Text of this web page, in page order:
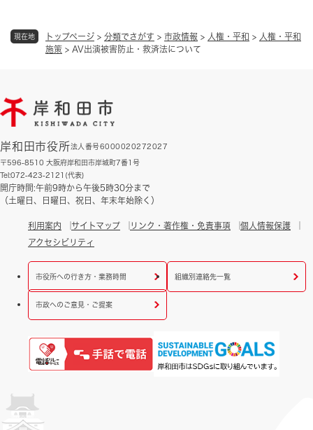
現在地 トップページ > 分類でさがす > 市政情報 > 人権・平和 > 人権・平和
施策 > AV出演被害防止・救済法について
岸和田市役所法人番号6000020272027
〒596-8510 大阪府岸和田市岸城町7番1号
Tel:072-423-2121(代表)
開庁時間:午前9時から午後5時30分まで
（土曜日、日曜日、祝日、年末年始除く）
利用案内 サイトマップ リンク・著作権・免責事項
個人情報保護
アクセシビリティ
市役所への行き方・業務時間 組織別連絡先一覧
市政へのご意見・ご提案